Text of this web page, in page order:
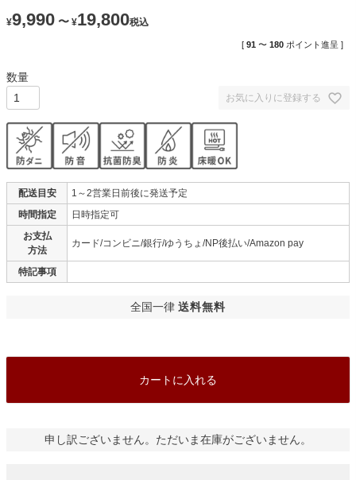
¥9,990 〜 ¥19,800税込
[ 91 〜 180 ポイント進呈 ]
お気に入りに登録する
カートに入れる
申し訳ございません。ただいま在庫がございません。
配送目安
1～2営業日前後に発送予定
時間指定
日時指定可
お支払
方法
カード/コンビニ/銀行/ゆうちょ/NP後払い/Amazon pay
特記事項
全国一律 送料無料